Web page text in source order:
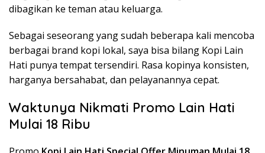
dibagikan ke teman atau keluarga.
Sebagai seseorang yang sudah beberapa kali mencoba
berbagai brand kopi lokal, saya bisa bilang Kopi Lain
Hati punya tempat tersendiri. Rasa kopinya konsisten,
harganya bersahabat, dan pelayanannya cepat.
Waktunya Nikmati Promo Lain Hati
Mulai 18 Ribu